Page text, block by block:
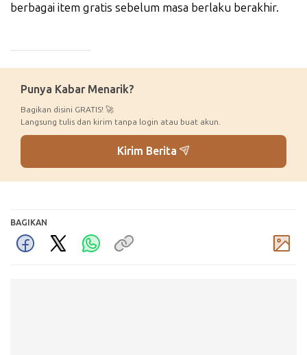
berbagai item gratis sebelum masa berlaku berakhir.
Punya Kabar Menarik?
Bagikan disini GRATIS! 🚀
Langsung tulis dan kirim tanpa login atau buat akun.
Kirim Berita
BAGIKAN